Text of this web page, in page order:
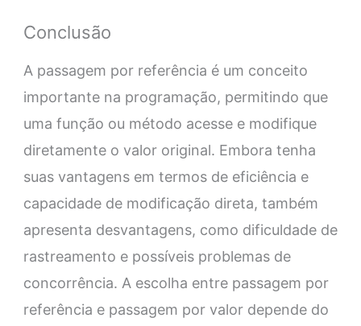
Conclusão
A passagem por referência é um conceito
importante na programação, permitindo que
uma função ou método acesse e modifique
diretamente o valor original. Embora tenha
suas vantagens em termos de eficiência e
capacidade de modificação direta, também
apresenta desvantagens, como dificuldade de
rastreamento e possíveis problemas de
concorrência. A escolha entre passagem por
referência e passagem por valor depende do